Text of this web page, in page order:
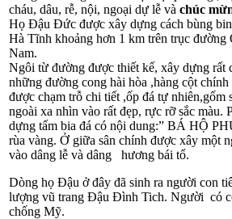
cháu, dâu, rễ, nội, ngoại dự lễ và chúc
Họ Đậu Đức được xây dựng cách bùng
Hà Tĩnh khoảng hơn 1 km trên trục
Nam.
Ngôi từ đường được thiết kế, xây dựng rất
những đường cong hài hòa ,hàng cột
được chạm trỗ chi tiết ,ốp đá tự nhiên,gốm
ngoài xa nhìn vào rất đẹp, rực rỡ sắc màu.
dựng tấm bia đá có nội dung:” BÁ HỘ
rùa vàng. Ở giữa sân chính được xây một
vào dâng lễ và dâng hương bái tổ.
Dòng họ Đậu ở đây đã sinh ra người con
lượng vũ trang Đậu Đình Tich. Người có
chống Mỹ.